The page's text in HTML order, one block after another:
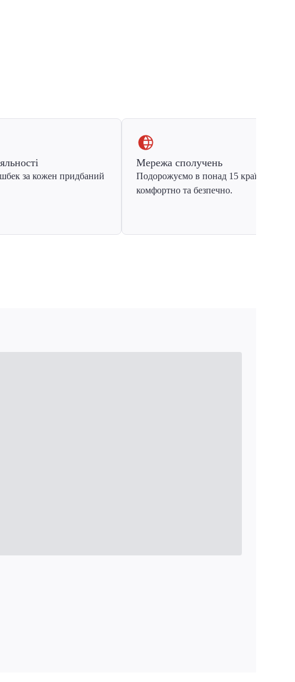
за кожен придбаний
Мережа сполучень
Подорожуємо в понад 15 країн Європи
комфортно та безпечно.